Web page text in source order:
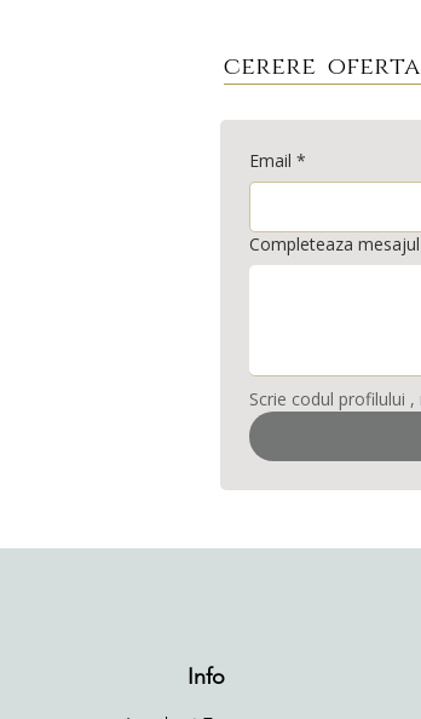
cerere oferta
Email *
Completeaza mesajul
Info